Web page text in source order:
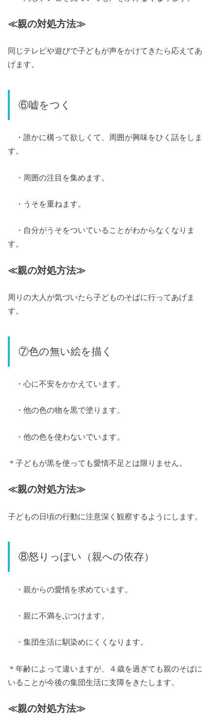
≪親の対処方法≫
同じテレビや遊びで子どもが声をかけてきたら応えてあ
げます。
⑥嘘をつく
・誰かに構って欲しくて、周囲が興味をひく話をしま
す。
・周囲の注目を集めます。
・うそを重ねます。
・自分がうそをついていることがわからなくなりま
す。
≪親の対処方法≫
周りの大人が気づいたら子どものそばに行ってあげま
す。
⑦色の無い絵を描く
・心に不安をかかえています。
・他の色の物を黒で塗ります。
・他の色を使わないでいます。
＊子どもが黒を使っても愛情不足とは限りません。
≪親の対処方法≫
子どもの日頃の行動に注意深く観察するようにします。
⑧怒りっぽい（親への依存）
・親からの愛情を求めています。
・親に不満をぶつけます。
・集団生活に馴染めにくくなります。
＊年齢によって違いますが、４歳を過ぎても親のそばに
いることが今後の集団生活に支障をきたします。
≪親の対処方法≫